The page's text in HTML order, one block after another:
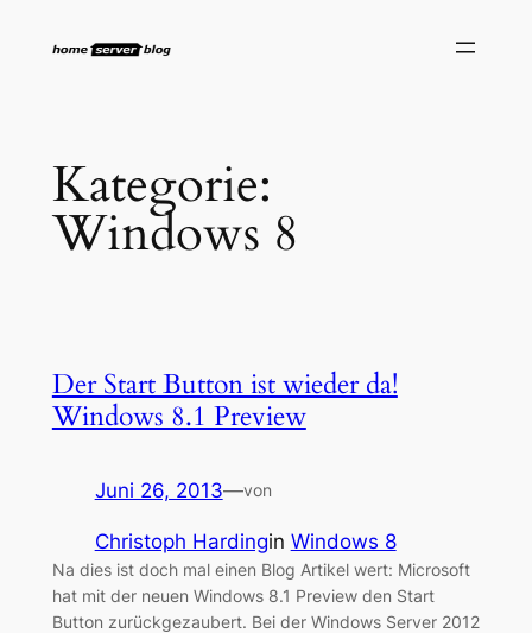
Inhalt
Kategorie:
Windows 8
Der Start Button ist wieder da!
Windows 8.1 Preview
Juni 26, 2013—von
Christoph Hardingin Windows 8
Na dies ist doch mal einen Blog Artikel wert: Microsoft
hat mit der neuen Windows 8.1 Preview den Start
Button zurückgezaubert. Bei der Windows Server 2012